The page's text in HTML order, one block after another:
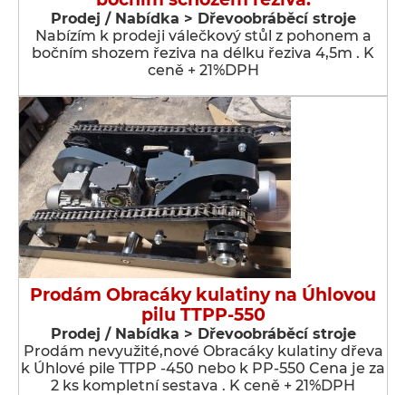
Prodej / Nabídka > Dřevoobráběcí stroje
Nabízím k prodeji válečkový stůl z pohonem a
bočním shozem řeziva na délku řeziva 4,5m . K
ceně + 21%DPH
Prodám Obracáky kulatiny na Úhlovou
pilu TTPP-550
Prodej / Nabídka > Dřevoobráběcí stroje
Prodám nevyužité,nové Obracáky kulatiny dřeva
k Úhlové pile TTPP -450 nebo k PP-550 Cena je za
2 ks kompletní sestava . K ceně + 21%DPH